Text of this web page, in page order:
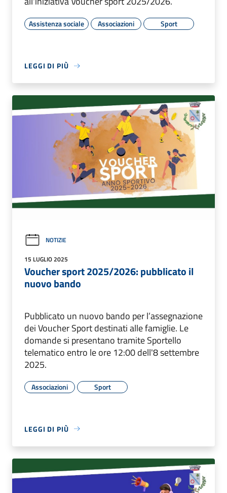
Assistenza sociale Associazioni Sport
LEGGI DI PIÙ
NOTIZIE
15 LUGLIO 2025
Voucher sport 2025/2026: pubblicato il
nuovo bando
Pubblicato un nuovo bando per l’assegnazione
dei Voucher Sport destinati alle famiglie. Le
domande si presentano tramite Sportello
telematico entro le ore 12:00 dell'8 settembre
2025.
Associazioni Sport
LEGGI DI PIÙ